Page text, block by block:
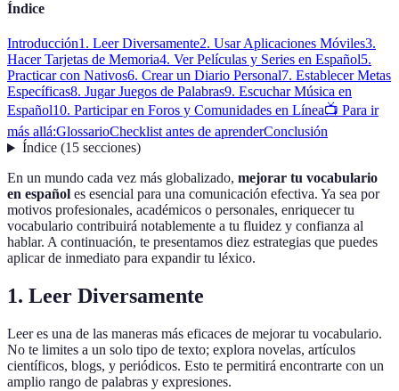
Índice
Introducción1. Leer Diversamente2. Usar Aplicaciones Móviles3.
Hacer Tarjetas de Memoria4. Ver Películas y Series en Español5.
Practicar con Nativos6. Crear un Diario Personal7. Establecer Metas
Específicas8. Jugar Juegos de Palabras9. Escuchar Música en
Español10. Participar en Foros y Comunidades en Línea📺 Para ir
más allá:GlossarioChecklist antes de aprenderConclusión
Índice(15 secciones)
En un mundo cada vez más globalizado, mejorar tu vocabulario
en español es esencial para una comunicación efectiva. Ya sea por
motivos profesionales, académicos o personales, enriquecer tu
vocabulario contribuirá notablemente a tu fluidez y confianza al
hablar. A continuación, te presentamos diez estrategias que puedes
aplicar de inmediato para expandir tu léxico.
1. Leer Diversamente
Leer es una de las maneras más eficaces de mejorar tu vocabulario.
No te limites a un solo tipo de texto; explora novelas, artículos
científicos, blogs, y periódicos. Esto te permitirá encontrarte con un
amplio rango de palabras y expresiones.